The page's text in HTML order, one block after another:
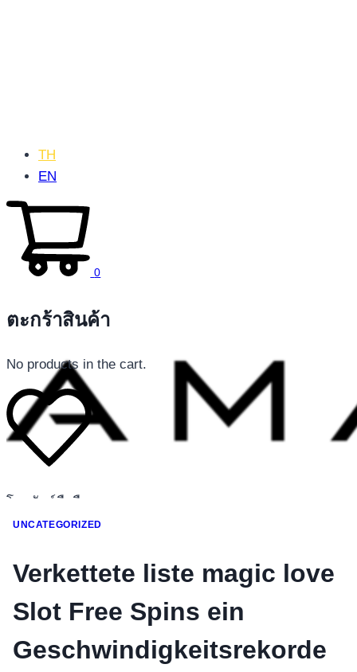
โทรศัพท์มือถือ
โทรศัพท์มือถือ
อุปกรณ์เสริมโทรศัพท์
สินค้าตามแบรนด์
TH
EN
0
ตะกร้าสินค้า
No products in the cart.
UNCATEGORIZED
Verkettete liste magic love
Slot Free Spins ein
Geschwindigkeitsrekorde